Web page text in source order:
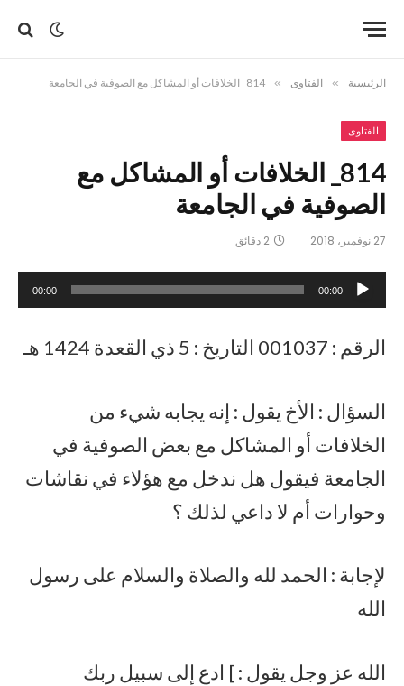
الرئيسية » الفتاوى » 814_ الخلافات أو المشاكل مع الصوفية في الجامعة
الفتاوى
814_ الخلافات أو المشاكل مع
الصوفية في الجامعة
27 نوفمبر، 2018 2 دقائق
مشغل
الصوت
00:00
00:00
الرقم : 001037 التاريخ : 5 ذي القعدة 1424 هـ
السؤال : الأخ يقول : إنه يجابه شيء من
الخلافات أو المشاكل مع بعض الصوفية في
الجامعة فيقول هل ندخل مع هؤلاء في نقاشات
وحوارات أم لا داعي لذلك ؟
لإجابة : الحمد لله والصلاة والسلام على رسول
الله
الله عز وجل يقول : ] ادع إلى سبيل ربك